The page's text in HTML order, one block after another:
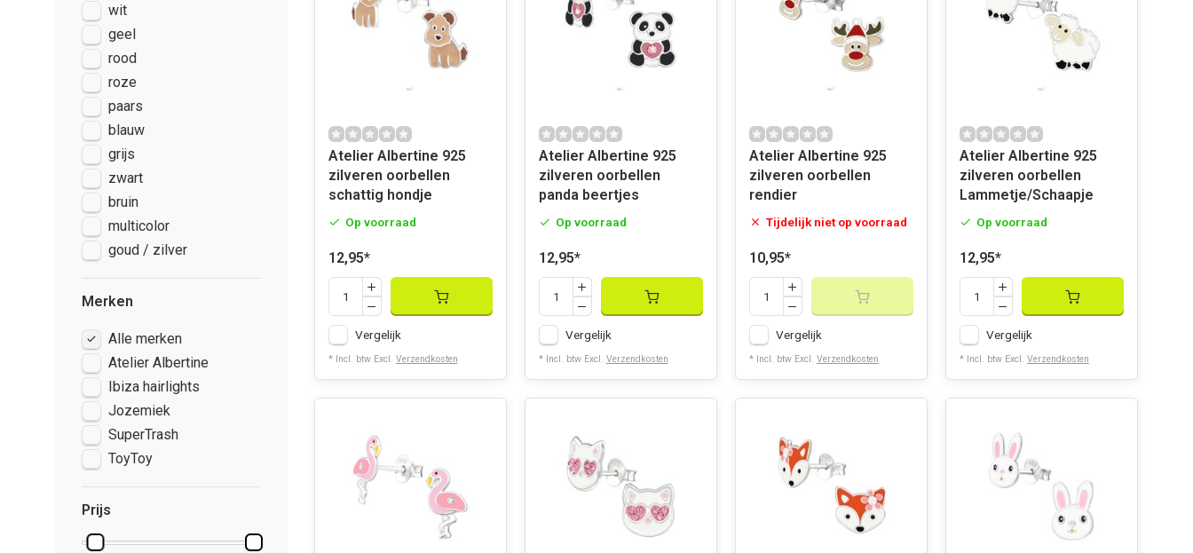
wit
geel
rood
roze
paars
blauw
grijs
zwart
bruin
multicolor
goud / zilver
Merken
Alle merken
Atelier Albertine
Ibiza hairlights
Jozemiek
SuperTrash
ToyToy
Prijs
Atelier Albertine 925
zilveren oorbellen
schattig hondje
Op voorraad
12,95*
Vergelijk
* Incl. btw Excl. Verzendkosten
Atelier Albertine 925
zilveren oorbellen
panda beertjes
Op voorraad
12,95*
Vergelijk
* Incl. btw Excl. Verzendkosten
Atelier Albertine 925
zilveren oorbellen
rendier
Tijdelijk niet op voorraad
10,95*
Vergelijk
* Incl. btw Excl. Verzendkosten
Atelier Albertine 925
zilveren oorbellen
Lammetje/Schaapje
Op voorraad
12,95*
Vergelijk
* Incl. btw Excl. Verzendkosten